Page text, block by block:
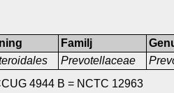
Familj
Prevotellaceae
4944 B = NCTC 12963